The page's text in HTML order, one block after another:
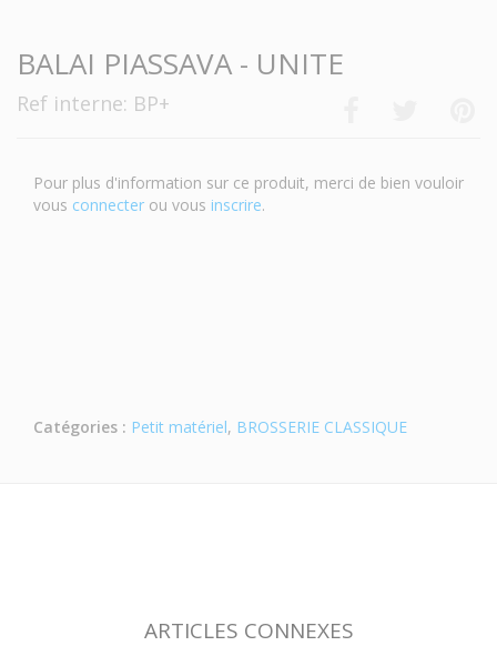
BALAI PIASSAVA - UNITE
Ref interne: BP+
Pour plus d'information sur ce produit, merci de bien vouloir
vous connecter ou vous inscrire.
Catégories : Petit matériel, BROSSERIE CLASSIQUE
ARTICLES CONNEXES